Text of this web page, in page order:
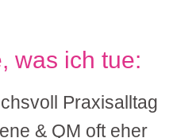
was ich tue:
Praxisalltag
& QM oft eher